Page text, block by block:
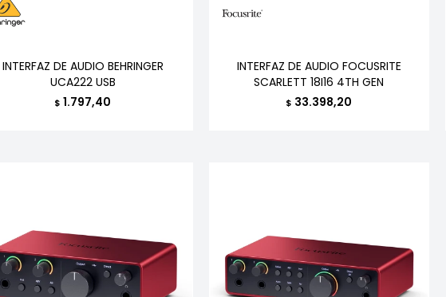
INTERFAZ DE AUDIO BEHRINGER
UCA222 USB
$ 1.797,40
INTERFAZ DE AUDIO FOCUSRITE
SCARLETT 18I16 4TH GEN
$ 33.398,20